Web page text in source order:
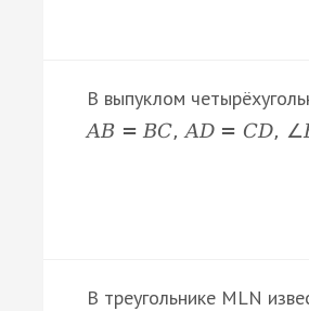
В выпуклом
AB = BC, AD = CD, ∠
В треугольнике MLN